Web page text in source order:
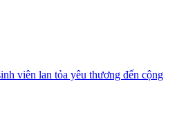
viên lan tỏa yêu thương đến cộng